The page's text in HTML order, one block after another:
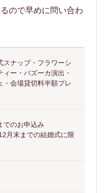
ので早めに問い合わ
スナップ・フラワーシ
ィー・バズーカ演出・
・会場貸切料半額プレ
でのお申込み
月末までの結婚式に限